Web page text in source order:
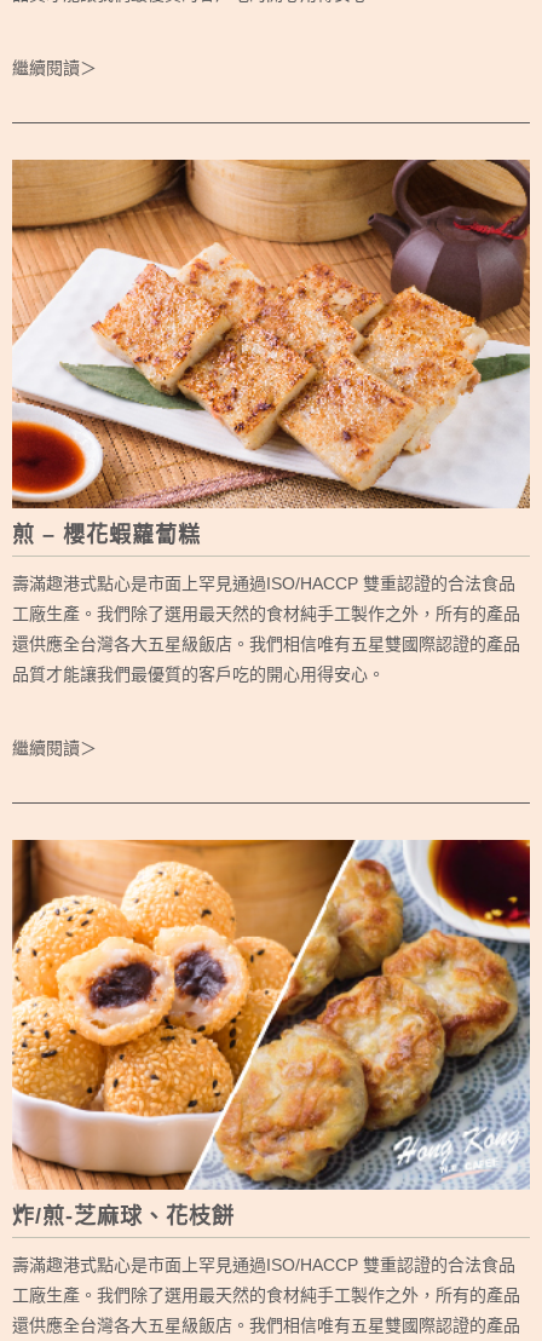
繼續閱讀＞
煎 – 櫻花蝦蘿蔔糕
壽滿趣港式點心是市面上罕見通過ISO/HACCP 雙重認證的合法食品
工廠生產。我們除了選用最天然的食材純手工製作之外，所有的產品
還供應全台灣各大五星級飯店。我們相信唯有五星雙國際認證的產品
品質才能讓我們最優質的客戶吃的開心用得安心。
繼續閱讀＞
炸/煎-芝麻球、花枝餅
壽滿趣港式點心是市面上罕見通過ISO/HACCP 雙重認證的合法食品
工廠生產。我們除了選用最天然的食材純手工製作之外，所有的產品
還供應全台灣各大五星級飯店。我們相信唯有五星雙國際認證的產品